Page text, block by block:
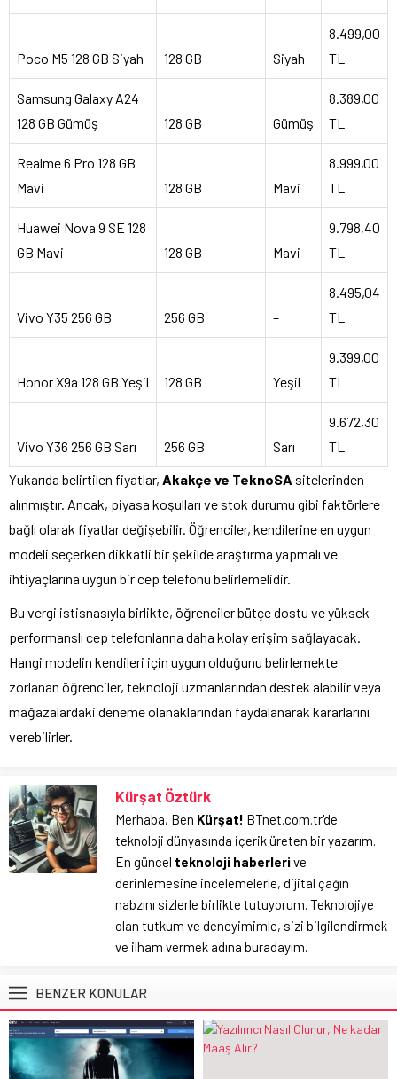
Poco M5 128 GB Siyah 128 GB Siyah
8.499,00
TL
Samsung Galaxy A24
128 GB Gümüş
128 GB Gümüş
8.389,00
TL
Realme 6 Pro 128 GB
Mavi
128 GB Mavi
8.999,00
TL
Huawei Nova 9 SE 128
GB Mavi
128 GB Mavi
9.798,40
TL
Vivo Y35 256 GB 256 GB –
8.495,04
TL
Honor X9a 128 GB Yeşil 128 GB Yeşil
9.399,00
TL
Vivo Y36 256 GB Sarı 256 GB Sarı
9.672,30
TL
Yukarıda belirtilen fiyatlar, Akakçe ve TeknoSA sitelerinden
alınmıştır. Ancak, piyasa koşulları ve stok durumu gibi faktörlere
bağlı olarak fiyatlar değişebilir. Öğrenciler, kendilerine en uygun
modeli seçerken dikkatli bir şekilde araştırma yapmalı ve
ihtiyaçlarına uygun bir cep telefonu belirlemelidir.
Bu vergi istisnasıyla birlikte, öğrenciler bütçe dostu ve yüksek
performanslı cep telefonlarına daha kolay erişim sağlayacak.
Hangi modelin kendileri için uygun olduğunu belirlemekte
zorlanan öğrenciler, teknoloji uzmanlarından destek alabilir veya
mağazalardaki deneme olanaklarından faydalanarak kararlarını
verebilirler.
Kürşat Öztürk
Merhaba, Ben Kürşat! BTnet.com.tr'de
teknoloji dünyasında içerik üreten bir yazarım.
En güncel teknoloji haberlerive
derinlemesine incelemelerle, dijital çağın
nabzını sizlerle birlikte tutuyorum. Teknolojiye
olan tutkum ve deneyimimle, sizi bilgilendirmek
ve ilham vermek adına buradayım.
BENZER KONULAR